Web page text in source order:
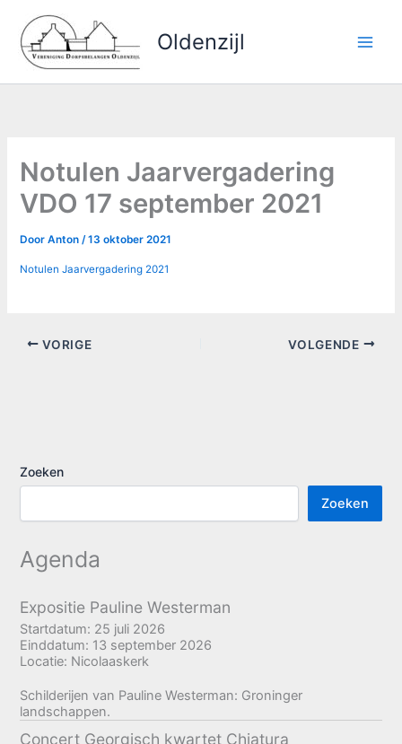
naar
Oldenzijl
Notulen Jaarvergadering
VDO 17 september 2021
DoorAnton/13 oktober 2021
Notulen Jaarvergadering 2021
VORIGE VOLGENDE
Zoeken
Zoeken
Agenda
Expositie Pauline Westerman
Startdatum: 25 juli 2026
Einddatum: 13 september 2026
Locatie: Nicolaaskerk
Schilderijen van Pauline Westerman: Groninger
landschappen.
Concert Georgisch kwartet Chiatura